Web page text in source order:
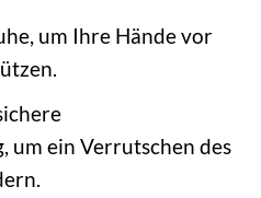
um Ihre Hände vor
um ein Verrutschen des